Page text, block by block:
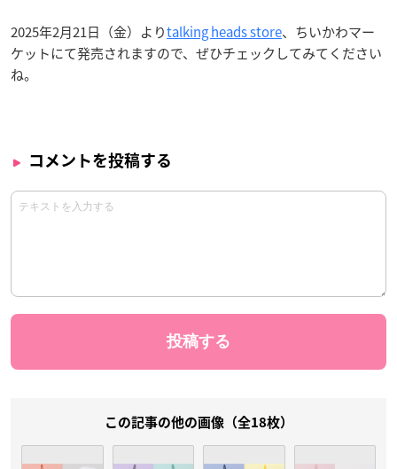
2025年2月21日（金）よりtalking heads store、ちいかわマー
ケットにて発売されますので、ぜひチェックしてみてください
ね。
コメントを投稿する
この記事の他の画像（全18枚）